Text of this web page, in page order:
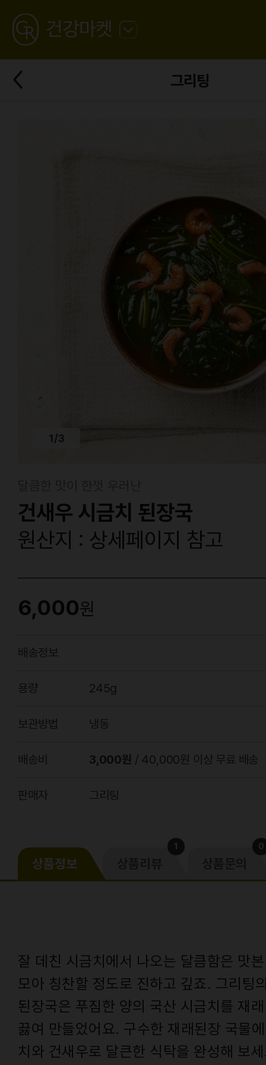
GREATING
건강마켓
로
그리팅
뒤
로
가
1/3
건새우 시금치 된장국
원산지 : 상세페이지 참고
6,000원
배송정보
용량 245g
보관방법 냉동
배송비 3,000원 / 40,000원 이상 무료 배송
판매자 그리팅
상품정보
1 0
잘 데친 시금치에서 나오는 달큼함은 맛
모아 칭찬할 정도로 진하고 깊죠. 그리팅
된장국은 푸짐한 양의 국산 시금치를 재
끓여 만들었어요. 구수한 재래된장 국물
치와 건새우로 달큰한 식탁을 완성해 보